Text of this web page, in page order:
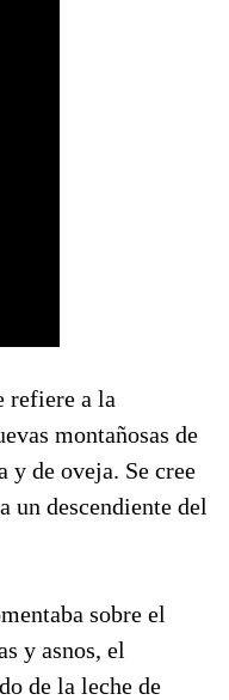
refiere a la
montañosas de
y de oveja. Se cree
un descendiente del
sobre el
y asnos, el
de la leche de